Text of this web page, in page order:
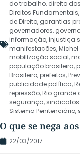
do trabalho, direito
Direitos Fundamentais,
de Direito, garantias
governadores,
informação,injustiça
manifestações,Michel
mobilização social,
população brasileira,
Brasileiro,prefeitos,
publicidade política,
repressão,Rio grande
segurança,
Sistema Penitenciário,
O que se nega
22/03/2017